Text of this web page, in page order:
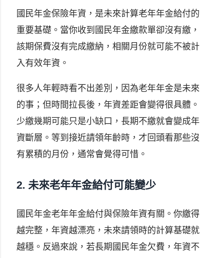
國民年金保險年資，是未來計算老年年金給付的
重要基礎。當你收到國民年金繳款單卻沒有繳，
該期保費沒有完成繳納，相關月份就可能不被計
入有效年資。
很多人年輕時看不出差別，因為老年年金是未來
的事；但時間拉長後，年資差距會變得很具體。
少繳幾期可能只是小缺口，長期不繳就會變成年
資斷層。等到接近請領年齡時，才回頭看那些沒
有累積的月份，通常會覺得可惜。
2. 未來老年年金給付可能變少
國民年金老年年金給付與保險年資有關。你繳得
越完整，年資越漂亮，未來請領時的計算基礎就
越穩。反過來說，若長期國民年金欠費，年資不